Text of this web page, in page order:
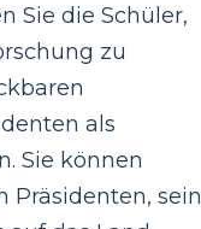
Sie die Schüler,
zu
als
Sie können
Präsidenten,